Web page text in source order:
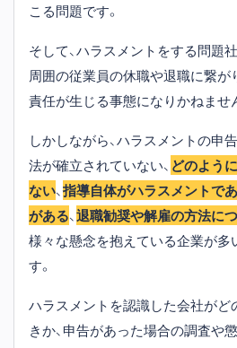
こる問題です。
そして、ハラスメントをする問題
周囲の従業員の休職や退職に繋が
責任が生じる事態になりかねませ
しかしながら、ハラスメントの申
法が確立されていない、 どのよう
ない、指導自体がハラスメントで
がある、退職勧奨や解雇の方法に
様々な懸念を抱えている企業が多
す。
ハラスメントを認識した会社が
きか、申告があった場合の調査や